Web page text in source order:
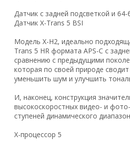
Датчик с задней подсветкой и
Датчик X-Trans 5 BSI
Модель X-H2, идеально
Trans 5 HR формата APS-C с
сравнению с предыдущими
которая по своей природе
уменьшить шум и улучшить
И, наконец, конструкция
высокоскоростных видео- и
ступеней динамического
X-процессор 5